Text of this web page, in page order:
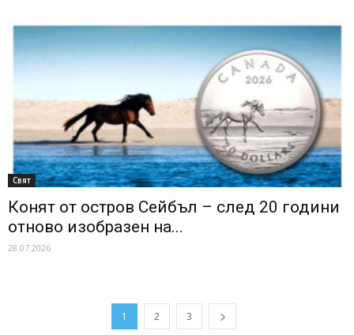
Свят
Конят от остров Сейбъл – след 20 години
отново изобразен на...
28.07.2026
1 2 3